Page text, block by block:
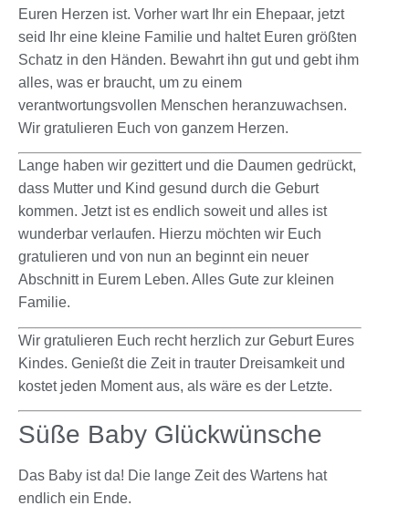
Euren Herzen ist. Vorher wart Ihr ein Ehepaar, jetzt
seid Ihr eine kleine Familie und haltet Euren größten
Schatz in den Händen. Bewahrt ihn gut und gebt ihm
alles, was er braucht, um zu einem
verantwortungsvollen Menschen heranzuwachsen.
Wir gratulieren Euch von ganzem Herzen.
Lange haben wir gezittert und die Daumen gedrückt,
dass Mutter und Kind gesund durch die Geburt
kommen. Jetzt ist es endlich soweit und alles ist
wunderbar verlaufen. Hierzu möchten wir Euch
gratulieren und von nun an beginnt ein neuer
Abschnitt in Eurem Leben. Alles Gute zur kleinen
Familie.
Wir gratulieren Euch recht herzlich zur Geburt Eures
Kindes. Genießt die Zeit in trauter Dreisamkeit und
kostet jeden Moment aus, als wäre es der Letzte.
Süße Baby Glückwünsche
Das Baby ist da! Die lange Zeit des Wartens hat
endlich ein Ende.